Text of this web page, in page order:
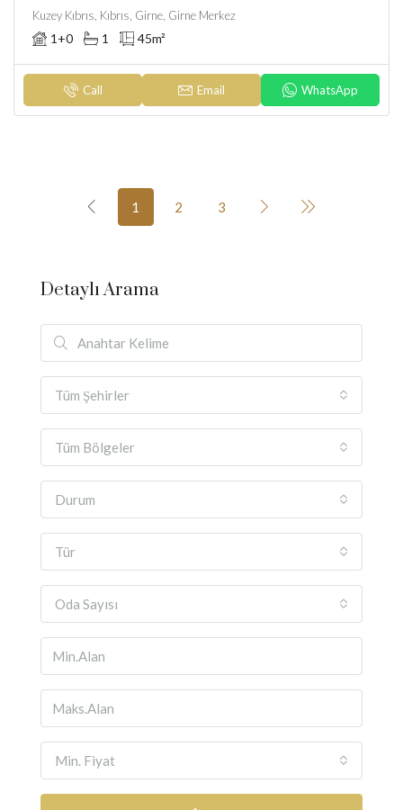
Kuzey Kıbrıs, Kıbrıs, Girne, Girne Merkez
1+0 1 45m²
Call Email WhatsApp
1 2 3
Detaylı Arama
Tüm Şehirler
Tüm Bölgeler
Durum
Tür
Oda Sayısı
Min. Fiyat